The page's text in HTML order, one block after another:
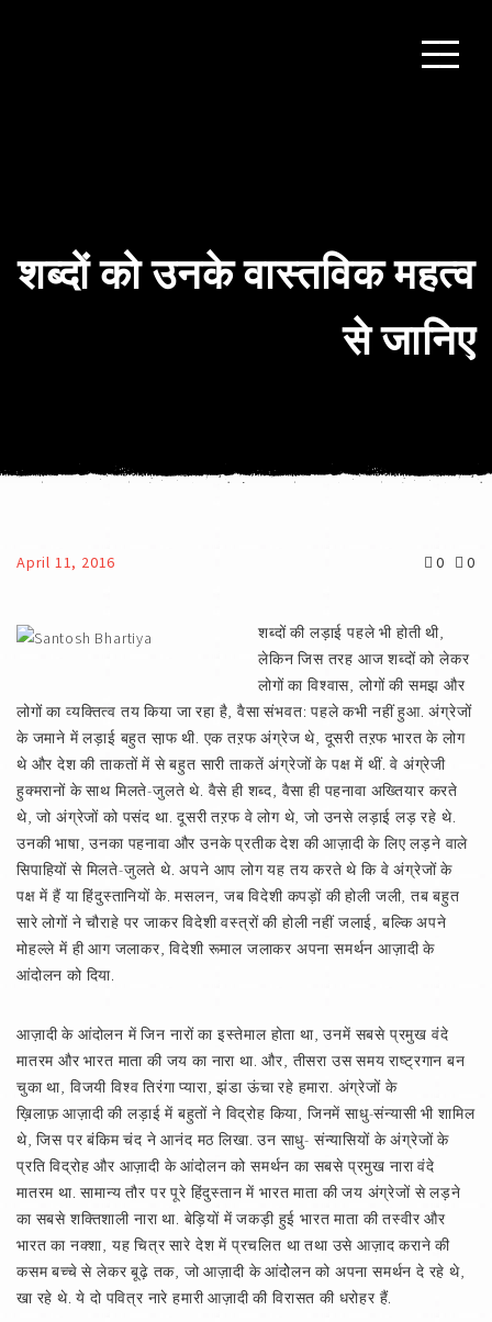
शब्दों को उनके वास्तविक महत्व
से जानिए
April 11, 2016 0 0
शब्दों की लड़ाई पहले भी होती थी,
लेकिन जिस तरह आज शब्दों को लेकर
लोगों का विश्वास, लोगों की समझ और
लोगों का व्यक्तित्व तय किया जा रहा है, वैसा संभवत: पहले कभी नहीं हुआ. अंग्रेजों
के जमाने में लड़ाई बहुत सा़फ थी. एक तऱफ अंग्रेज थे, दूसरी तऱफ भारत के लोग
थे और देश की ताकतों में से बहुत सारी ताकतें अंग्रेजों के पक्ष में थीं. वे अंग्रेजी
हुक्मरानों के साथ मिलते-जुलते थे. वैसे ही शब्द, वैसा ही पहनावा अख्तियार करते
थे, जो अंग्रेजों को पसंद था. दूसरी तऱफ वे लोग थे, जो उनसे लड़ाई लड़ रहे थे.
उनकी भाषा, उनका पहनावा और उनके प्रतीक देश की आज़ादी के लिए लड़ने वाले
सिपाहियों से मिलते-जुलते थे. अपने आप लोग यह तय करते थे कि वे अंग्रेजों के
पक्ष में हैं या हिंदुस्तानियों के. मसलन, जब विदेशी कपड़ों की होली जली, तब बहुत
सारे लोगों ने चौराहे पर जाकर विदेशी वस्त्रों की होली नहीं जलाई, बल्कि अपने
मोहल्ले में ही आग जलाकर, विदेशी रूमाल जलाकर अपना समर्थन आज़ादी के
आंदोलन को दिया.
आज़ादी के आंदोलन में जिन नारों का इस्तेमाल होता था, उनमें सबसे प्रमुख वंदे
मातरम और भारत माता की जय का नारा था. और, तीसरा उस समय राष्ट्रगान बन
चुका था, विजयी विश्व तिरंगा प्यारा, झंडा ऊंचा रहे हमारा. अंग्रेजों के
ख़िलाफ़ आज़ादी की लड़ाई में बहुतों ने विद्रोह किया, जिनमें साधु-संन्यासी भी शामिल
थे, जिस पर बंकिम चंद ने आनंद मठ लिखा. उन साधु- संन्यासियों के अंग्रेजों के
प्रति विद्रोह और आज़ादी के आंदोलन को समर्थन का सबसे प्रमुख नारा वंदे
मातरम था. सामान्य तौर पर पूरे हिंदुस्तान में भारत माता की जय अंग्रेजों से लड़ने
का सबसे शक्तिशाली नारा था. बेड़ियों में जकड़ी हुई भारत माता की तस्वीर और
भारत का नक्शा, यह चित्र सारे देश में प्रचलित था तथा उसे आज़ाद कराने की
कसम बच्चे से लेकर बूढ़े तक, जो आज़ादी के आंदोेलन को अपना समर्थन दे रहे थे,
खा रहे थे. ये दो पवित्र नारे हमारी आज़ादी की विरासत की धरोहर हैं.